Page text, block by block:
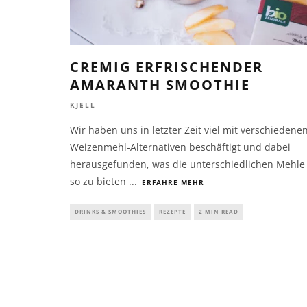
CREMIG ERFRISCHENDER
AMARANTH SMOOTHIE
KJELL
Wir haben uns in letzter Zeit viel mit
Weizenmehl-Alternativen beschäftigt und dabei
herausgefunden, was die unterschiedlichen Mehle
so zu bieten ... ERFAHRE MEHR
DRINKS & SMOOTHIES REZEPTE 2 MIN READ